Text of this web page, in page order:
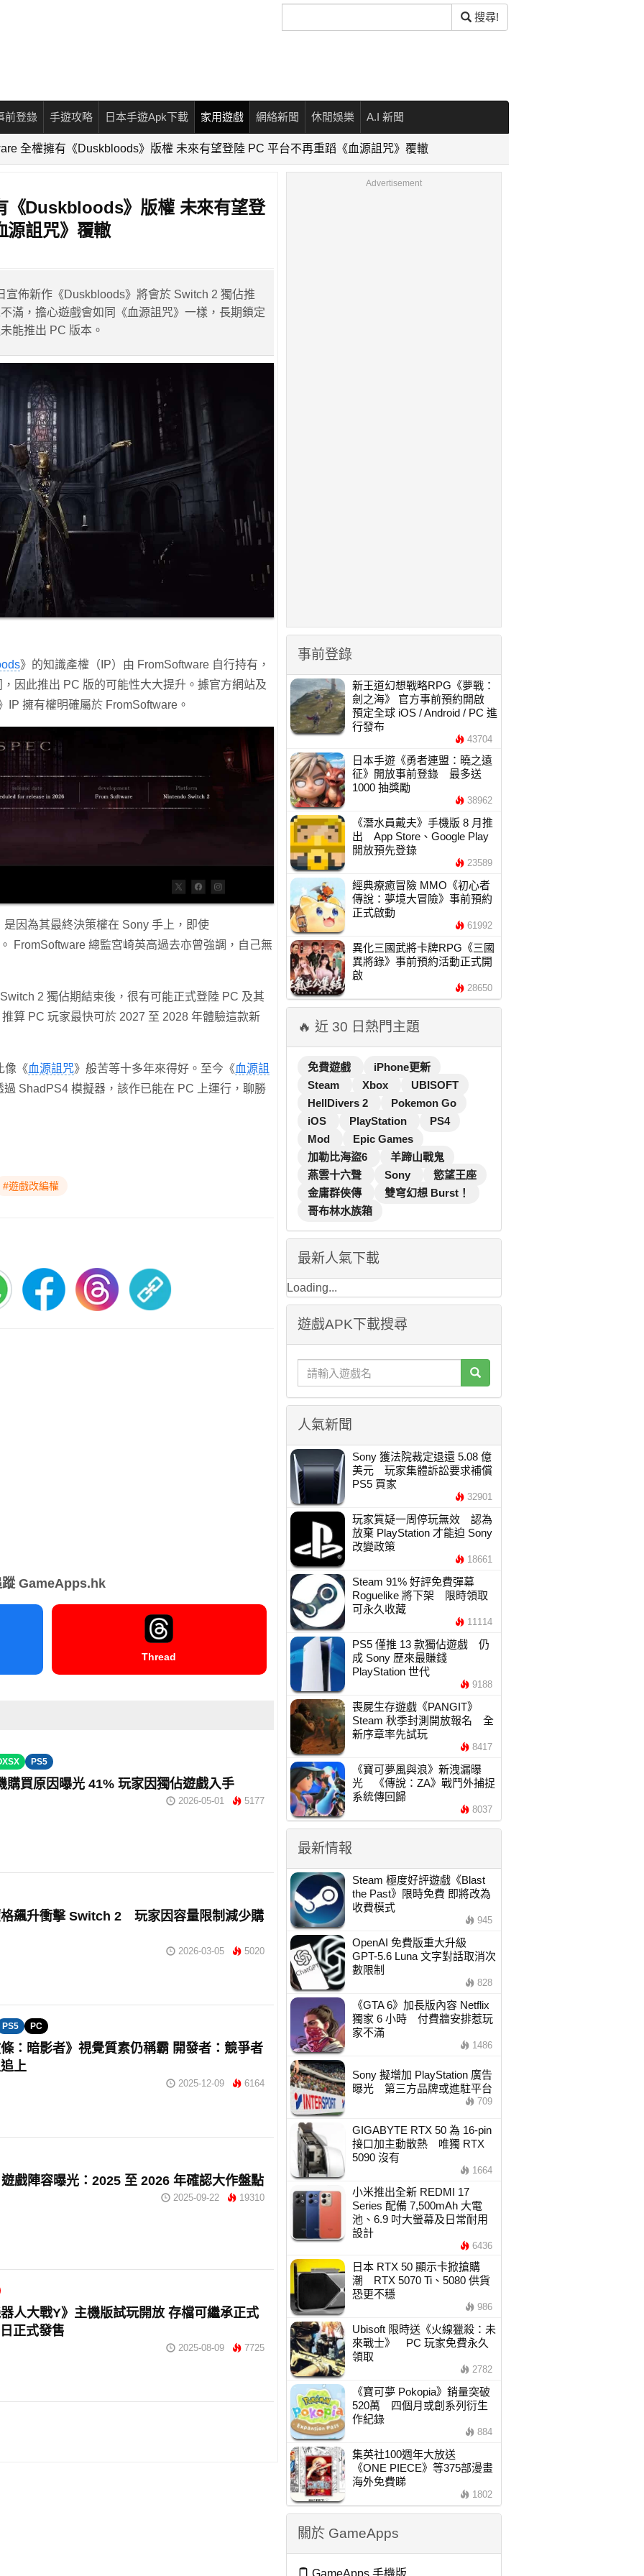
尋
搜尋!
前登錄 手遊攻略 日本手遊Apk下載 家用遊戲 網絡新聞 休閒娛樂 A.I 新聞
全權擁有《Duskbloods》版權 未來有望登陸 PC 平台不再重蹈《血源詛咒》覆轍
《Duskbloods》版權 未來有望登
源詛咒》覆轍
宣佈新作《Duskbloods》將會於 Switch 2 獨佔推
滿，擔心遊戲會如同《血源詛咒》一樣，長期鎖定
能推出 PC 版本。
》的知識產權（IP）由 FromSoftware 自行持有，
因此推出 PC 版的可能性大大提升。據官方網站及
IP 擁有權明確屬於 FromSoftware。
因為其最終決策權在 Sony 手上，即使
FromSoftware 總監宮崎英高過去亦曾強調，自己無
2 獨佔期結束後，很有可能正式登陸 PC 及其
算 PC 玩家最快可於 2027 至 2028 年體驗這款新
像《血源詛咒》般苦等十多年來得好。至今《血源詛
ShadPS4 模擬器，該作已能在 PC 上運行，聊勝
#遊戲改編權
蹤 GameApps.hk
Thread
PS5
購買原因曝光 41% 玩家因獨佔遊戲入手
2026-05-01 5177
飆升衝擊 Switch 2 玩家因容量限制減少購
2026-03-05 5020
PS5 PC
：暗影者》視覺質素仍稱霸 開發者：競爭者
上
2025-12-09 6164
戲陣容曝光：2025 至 2026 年確認大作盤點
2025-09-22 19310
人大戰Y》主機版試玩開放 存檔可繼承正式
正式發售
2025-08-09 7725
Advertisement
事前登錄
新王道幻想戰略RPG《夢戰：
劍之海》 官方事前預約開啟
預定全球 iOS / Android / PC 進
行發布
43704
日本手遊《勇者連盟：曉之遠
征》開放事前登錄 最多送
1000 抽獎勵
38962
《潛水員戴夫》手機版 8 月推
出 App Store、Google Play
開放預先登錄
23589
經典療癒冒險 MMO《初心者
傳說：夢境大冒險》事前預約
正式啟動
61992
異化三國武將卡牌RPG《三國
異將錄》事前預約活動正式開
啟
28650
🔥 近 30 日熱門主題
免費遊戲
iPhone更新
Steam
Xbox
UBISOFT
HellDivers 2
Pokemon Go
iOS
PlayStation
PS4
Mod
Epic Games
加勒比海盜6
羊蹄山戰鬼
燕雲十六聲
Sony
慾望王座
金庸群俠傳
雙穹幻想 Burst！
哥布林水族箱
最新人氣下載
Loading...
遊戲APK下載搜尋
人氣新聞
Sony 獲法院裁定退還 5.08 億
美元 玩家集體訴訟要求補償
PS5 買家
32901
玩家質疑一周停玩無效 認為
放棄 PlayStation 才能迫 Sony
改變政策
18661
Steam 91% 好評免費彈幕
Roguelike 將下架 限時領取
可永久收藏
11114
PS5 僅推 13 款獨佔遊戲 仍
成 Sony 歷來最賺錢
PlayStation 世代
9188
喪屍生存遊戲《PANGIT》
Steam 秋季封測開放報名 全
新序章率先試玩
8417
《寶可夢風與浪》新洩漏曝
光 《傳說：ZA》戰鬥外捕捉
系統傳回歸
8037
最新情報
Steam 極度好評遊戲《Blast
the Past》限時免費 即將改為
收費模式
945
OpenAI 免費版重大升級
GPT-5.6 Luna 文字對話取消次
數限制
828
《GTA 6》加長版內容 Netflix
獨家 6 小時 付費牆安排惹玩
家不滿
1486
Sony 擬增加 PlayStation 廣告
曝光 第三方品牌或進駐平台
709
GIGABYTE RTX 50 為 16-pin
接口加主動散熱 唯獨 RTX
5090 沒有
1664
小米推出全新 REDMI 17
Series 配備 7,500mAh 大電
池、6.9 吋大螢幕及日常耐用
設計
6436
日本 RTX 50 顯示卡掀搶購
潮 RTX 5070 Ti、5080 供貨
恐更不穩
986
Ubisoft 限時送《火線獵殺：未
來戰士》 PC 玩家免費永久
領取
2782
《寶可夢 Pokopia》銷量突破
520萬 四個月或創系列衍生
作紀錄
884
集英社100週年大放送
《ONE PIECE》等375部漫畫
海外免費睇
1802
關於 GameApps
GameApps 手機版